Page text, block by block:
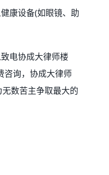
康设备(如眼镜、助
电协成大律师楼
咨询，协成大律师
数苦主争取最大的